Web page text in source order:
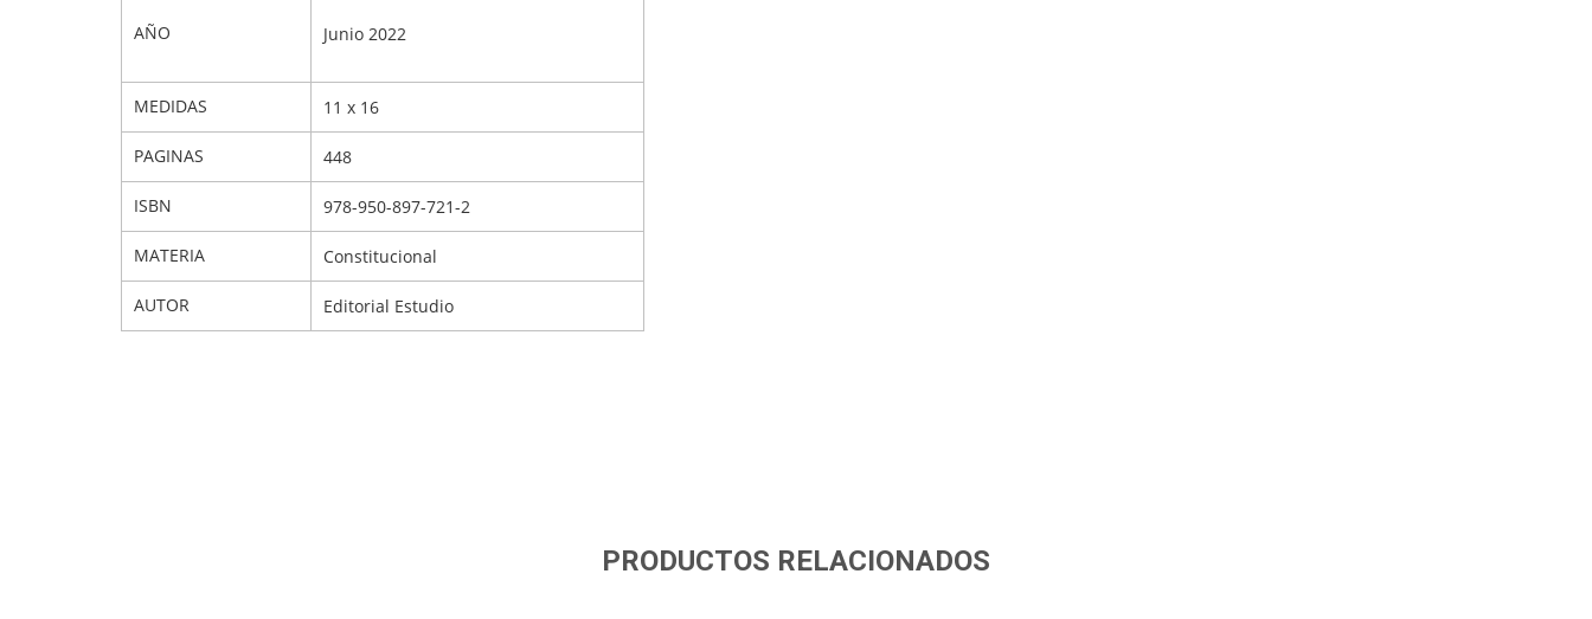
AÑO Junio 2022
MEDIDAS 11 x 16
PAGINAS 448
ISBN 978-950-897-721-2
MATERIA Constitucional
AUTOR Editorial Estudio
PRODUCTOS RELACIONADOS